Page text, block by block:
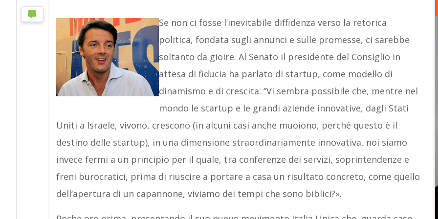
Se non ci fosse l’inevitabile diffidenza verso la retorica
politica, fondata sugli annunci e sulle promesse, ci sarebbe
soltanto da gioire. Al Senato il presidente del Consiglio in
attesa di fiducia ha parlato di startup, come modello di
dinamismo e di crescita: “Vi sembra possibile che, mentre nel
mondo le startup e le grandi aziende innovative, dagli Stati
Uniti a Israele, vivono, crescono (in alcuni casi anche muoiono, perché questo è il
destino delle startup), in una dimensione straordinariamente innovativa, noi siamo
invece fermi a un principio per il quale, tra conferenze dei servizi, soprintendenze e
freni burocratici, prima di riuscire a portare a casa un risultato concreto, come quello
dell’apertura di un capannone, viviamo dei tempi che sono biblici?».